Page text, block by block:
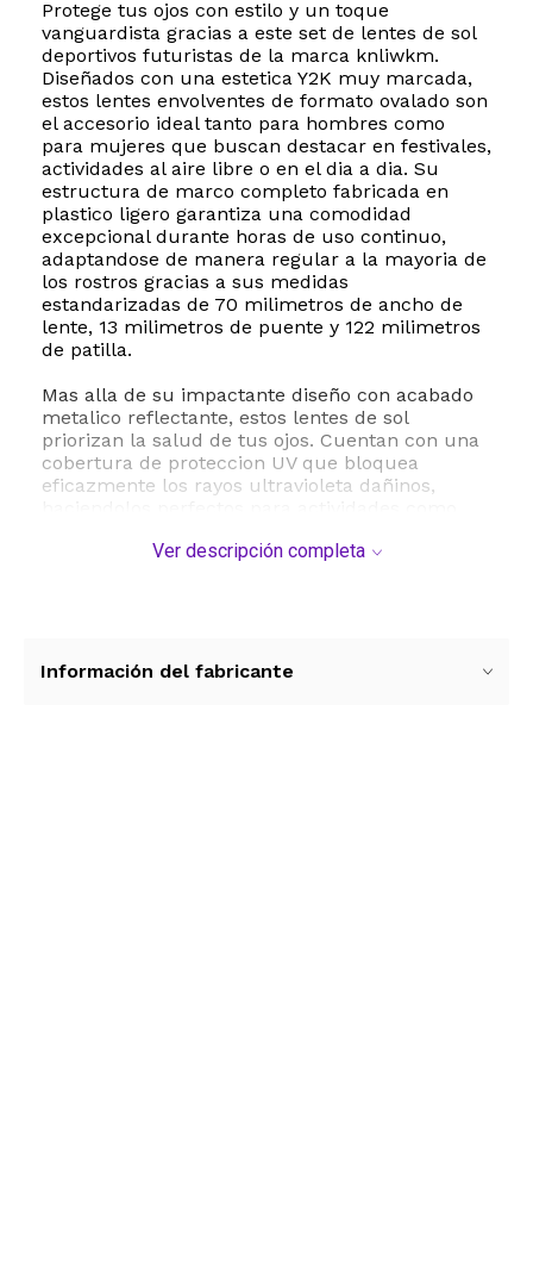
Protege tus ojos con estilo y un toque
vanguardista gracias a este set de lentes de sol
deportivos futuristas de la marca knliwkm.
Diseñados con una estetica Y2K muy marcada,
estos lentes envolventes de formato ovalado son
el accesorio ideal tanto para hombres como
para mujeres que buscan destacar en festivales,
actividades al aire libre o en el dia a dia. Su
estructura de marco completo fabricada en
plastico ligero garantiza una comodidad
excepcional durante horas de uso continuo,
adaptandose de manera regular a la mayoria de
los rostros gracias a sus medidas
estandarizadas de 70 milimetros de ancho de
lente, 13 milimetros de puente y 122 milimetros
de patilla.
Mas alla de su impactante diseño con acabado
metalico reflectante, estos lentes de sol
priorizan la salud de tus ojos. Cuentan con una
cobertura de proteccion UV que bloquea
eficazmente los rayos ultravioleta dañinos,
look urbano unico. El paquete incluye dos pares
suavemente con un paño suave y seco, y
Ver descripción completa
Información del fabricante